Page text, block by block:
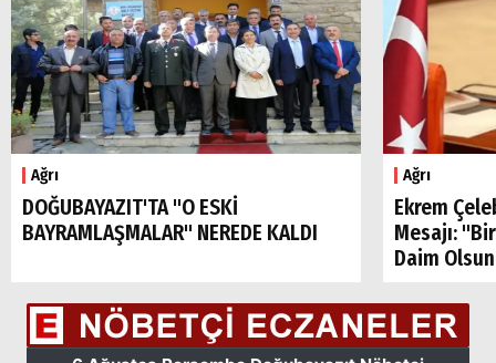
Ağrı
DOĞUBAYAZIT'TA "O ESKİ
BAYRAMLAŞMALAR" NEREDE KALDI
Ağrı
Ekrem
Mesajı:
Daim